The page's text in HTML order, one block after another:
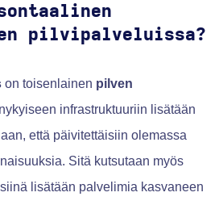
pilvipalveluissa?
on toisenlainen pilven
infrastruktuuriin lisätään
että päivitettäisiin olemassa
Sitä kutsutaan myös
lisätään palvelimia kasvaneen